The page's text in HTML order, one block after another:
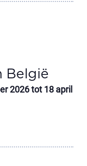
België
2026 tot 18 april